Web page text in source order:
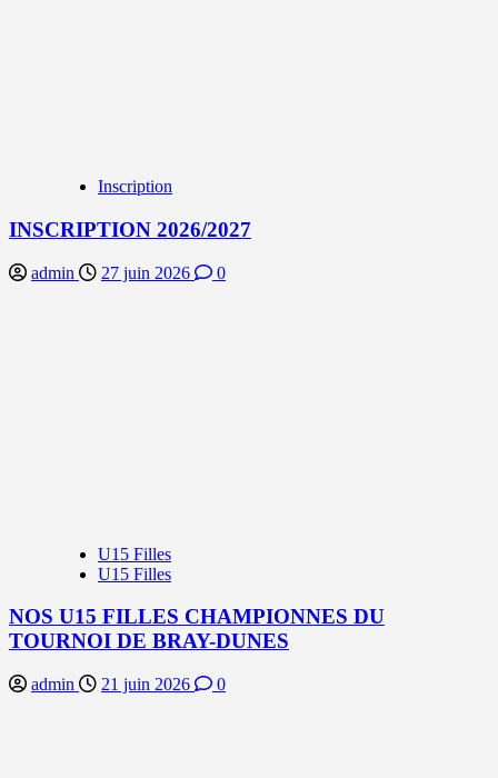
Inscription
INSCRIPTION 2026/2027
admin 27 juin 2026 0
U15 Filles
U15 Filles
NOS U15 FILLES CHAMPIONNES DU
TOURNOI DE BRAY-DUNES
admin 21 juin 2026 0